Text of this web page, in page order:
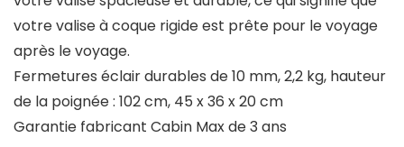
votre valise à coque rigide est prête pour le voyage
après le voyage.
Fermetures éclair durables de 10 mm, 2,2 kg, hauteur
de la poignée : 102 cm, 45 x 36 x 20 cm
Garantie fabricant Cabin Max de 3 ans